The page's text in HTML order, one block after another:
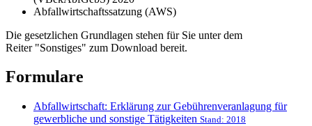
Abfallwirtschaftssatzung (AWS)
Die gesetzlichen Grundlagen stehen für Sie unter dem
Reiter "Sonstiges" zum Download bereit.
Formulare
Abfallwirtschaft: Erklärung zur Gebührenveranlagung für
gewerbliche und sonstige Tätigkeiten Stand: 2018